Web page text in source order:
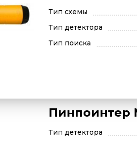
Тип схемы
Тип детектора
Тип поиска
Пинпоинтер
Тип детектора